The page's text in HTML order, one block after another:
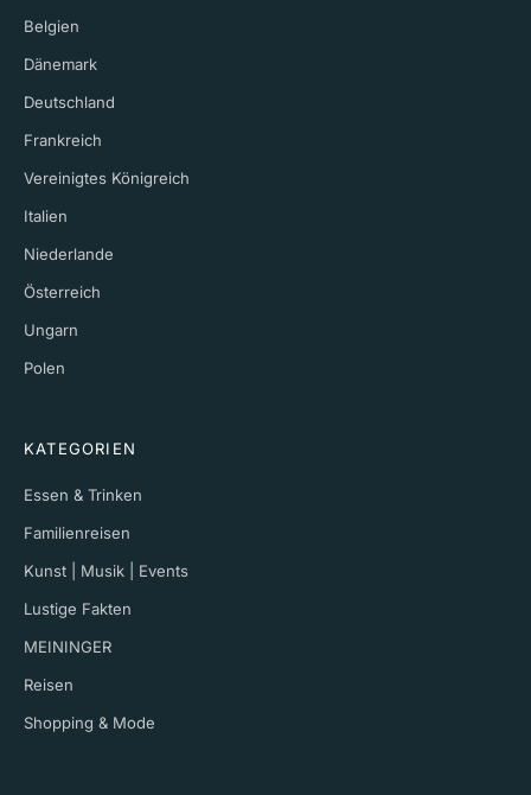
Belgien
Dänemark
Deutschland
Frankreich
Vereinigtes Königreich
Italien
Niederlande
Österreich
Ungarn
Polen
KATEGORIEN
Essen & Trinken
Familienreisen
Kunst | Musik | Events
Lustige Fakten
MEININGER
Reisen
Shopping & Mode